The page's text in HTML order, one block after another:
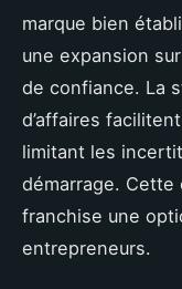
marque bien
une expansion
de confiance. La
d’affaires
limitant les
démarrage. Cette
franchise une
entrepreneurs.